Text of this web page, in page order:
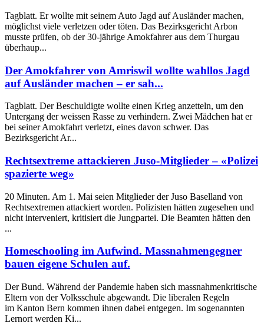
Tagblatt. Er wollte mit seinem Auto Jagd auf Ausländer machen,
möglichst viele verletzen oder töten. Das Bezirksgericht Arbon
musste prüfen, ob der 30-jährige Amokfahrer aus dem Thurgau
überhaup...
Der Amokfahrer von Amriswil wollte wahllos Jagd
auf Ausländer machen – er sah...
Tagblatt. Der Beschuldigte wollte einen Krieg anzetteln, um den
Untergang der weissen Rasse zu verhindern. Zwei Mädchen hat er
bei seiner Amokfahrt verletzt, eines davon schwer. Das
Bezirksgericht Ar...
Rechtsextreme attackieren Juso-Mitglieder – «Polizei
spazierte weg»
20 Minuten. Am 1. Mai seien Mitglieder der Juso Baselland von
Rechtsextremen attackiert worden. Polizisten hätten zugesehen und
nicht interveniert, kritisiert die Jungpartei. Die Beamten hätten den
...
Homeschooling im Aufwind. Massnahmengegner
bauen eigene Schulen auf.
Der Bund. Während der Pandemie haben sich massnahmenkritische
Eltern von der Volksschule abgewandt. Die liberalen Regeln
im Kanton Bern kommen ihnen dabei entgegen. Im sogenannten
Lernort werden Ki...